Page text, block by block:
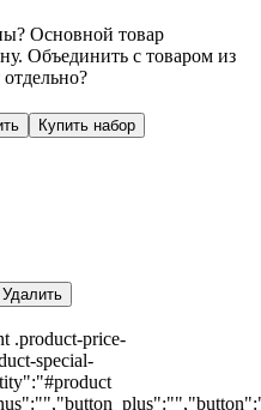
Основной товар
Объединить с товаром из
Купить набор
Удалить
.product-price-
special-